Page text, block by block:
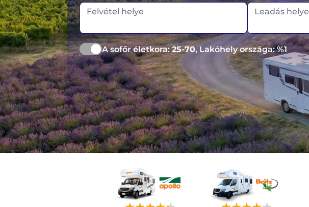
Felvétel helye Leadás helye
A sofőr életkora:25-70, Lakóhely országa: %1